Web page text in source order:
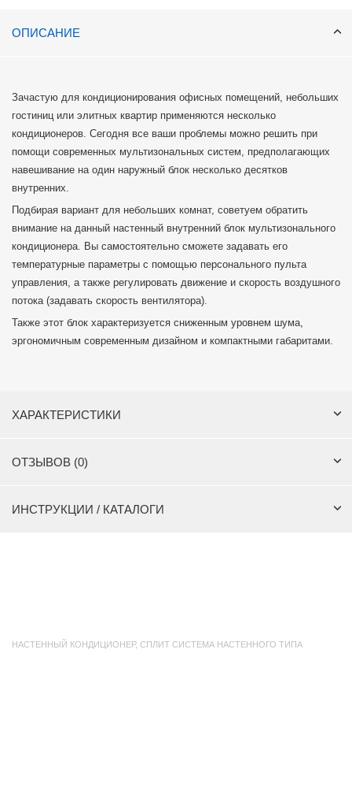
ОПИСАНИЕ
Зачастую для кондиционирования офисных помещений, небольших
гостиниц или элитных квартир применяются несколько
кондиционеров. Сегодня все ваши проблемы можно решить при
помощи современных мультизональных систем, предполагающих
навешивание на один наружный блок несколько десятков
внутренних.
Подбирая вариант для небольших комнат, советуем обратить
внимание на данный настенный внутренний блок мультизонального
кондиционера. Вы самостоятельно сможете задавать его
температурные параметры с помощью персонального пульта
управления, а также регулировать движение и скорость воздушного
потока (задавать скорость вентилятора).
Также этот блок характеризуется сниженным уровнем шума,
эргономичным современным дизайном и компактными габаритами.
ХАРАКТЕРИСТИКИ
ОТЗЫВОВ (0)
ИНСТРУКЦИИ / КАТАЛОГИ
НАСТЕННЫЙ КОНДИЦИОНЕР, СПЛИТ СИСТЕМА НАСТЕННОГО ТИПА